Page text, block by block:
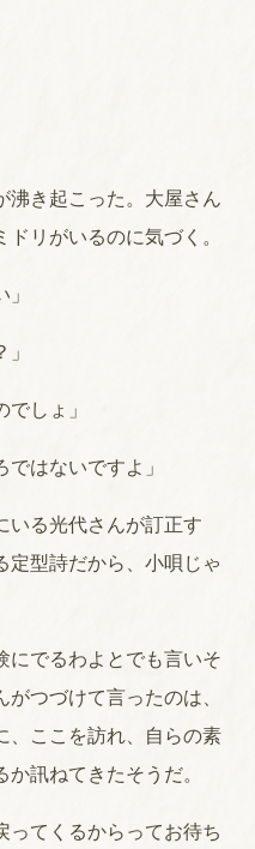
き起こった。大屋さん
リがいるのに気づく。
しょ」
ではないですよ」
いる光代さんが訂正す
定型詩だから、小唄じゃ
でるわよとでも言いそ
つづけて言ったのは、
、ここを訪れ、自らの素
訊ねてきたそうだ。
ってくるからってお待ち